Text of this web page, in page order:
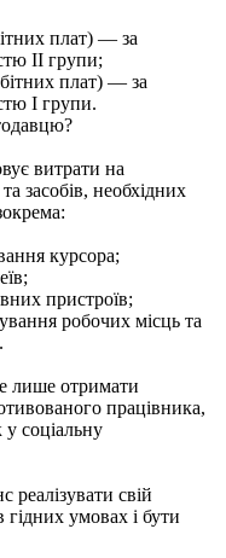
плат) — за
II групи;
плат) — за
I групи.
витрати на
засобів, необхідних
курсора;
пристроїв;
робочих місць та
лише отримати
працівника,
соціальну
свій
умовах і бути